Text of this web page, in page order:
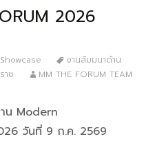
2026
งานสัมมนาด้าน
าช MM THE FORUM TEAM
น Modern
วันที่ 9 ก.ค. 2569